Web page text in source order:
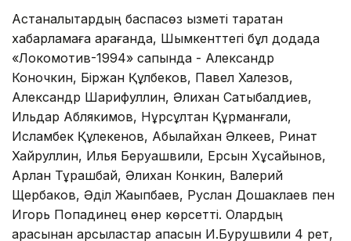
Астаналықтардың баспасөз қызметі таратқан
хабарламаға қарағанда, Шымкенттегі бұл додада
«Локомотив-1994» сапында - Александр
Коночкин, Біржан Құлбеков, Павел Халезов,
Александр Шарифуллин, Әлихан Сатыбалдиев,
Ильдар Аблякимов, Нұрсұлтан Құрманғали,
Исламбек Құлекенов, Абылайхан Әлкеев, Ринат
Хайруллин, Илья Беруашвили, Ерсын Хұсайынов,
Арлан Тұрашбай, Әлихан Конкин, Валерий
Щербаков, Әділ Жақыпбаев, Руслан Дошаклаев пен
Игорь Попадинец өнер көрсетті. Олардың
арасынан қарсыластар қақпасын И.Бурушвили 4 рет,